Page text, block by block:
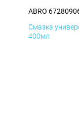
ABRO
Смазка
400мл